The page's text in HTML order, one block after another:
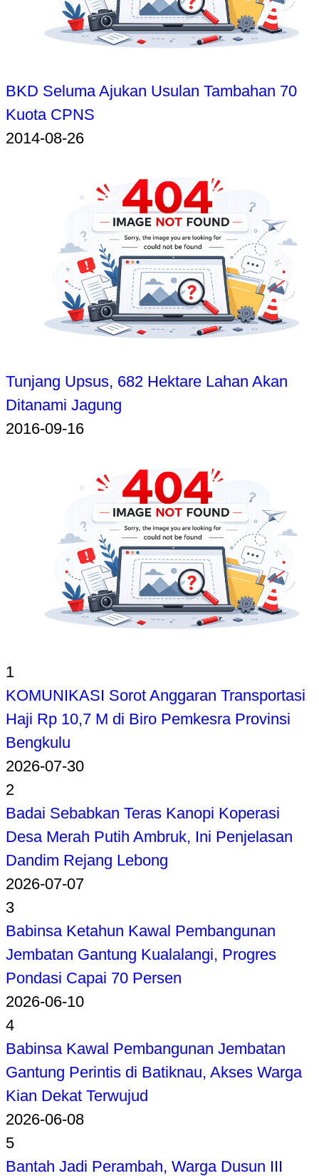
BKD Seluma Ajukan Usulan Tambahan 70
Kuota CPNS
2014-08-26
Tunjang Upsus, 682 Hektare Lahan Akan
Ditanami Jagung
2016-09-16
1
KOMUNIKASI Sorot Anggaran Transportasi
Haji Rp 10,7 M di Biro Pemkesra Provinsi
Bengkulu
2026-07-30
2
Badai Sebabkan Teras Kanopi Koperasi
Desa Merah Putih Ambruk, Ini Penjelasan
Dandim Rejang Lebong
2026-07-07
3
Babinsa Ketahun Kawal Pembangunan
Jembatan Gantung Kualalangi, Progres
Pondasi Capai 70 Persen
2026-06-10
4
Babinsa Kawal Pembangunan Jembatan
Gantung Perintis di Batiknau, Akses Warga
Kian Dekat Terwujud
2026-06-08
5
Bantah Jadi Perambah, Warga Dusun III